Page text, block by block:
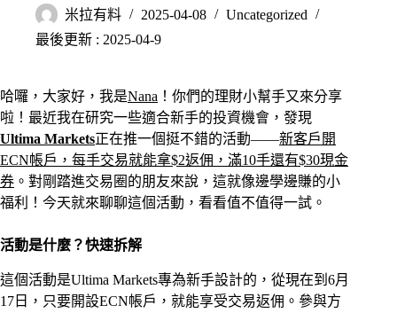
米拉有料 2025-04-08
Uncategorized
最後更新 : 2025-04-9
哈囉，大家好，我是Nana ！你們的理財小幫手又來分享
啦！最近我在研究一些適合新手的投資機會，發現
Ultima Markets正在推一個挺不錯的活動——新客戶開
ECN帳戶，每手交易就能拿$2返佣，滿10手還有$30現金
券 。對剛踏進交易圈的朋友來說，這就像邊學邊賺的小
福利！今天就來聊聊這個活動，看看值不值得一試。
活動是什麼？快速拆解
這個活動是Ultima Markets專為新手設計的，從現在到6月
17日，只要開設ECN帳戶，就能享受交易返佣。參與方